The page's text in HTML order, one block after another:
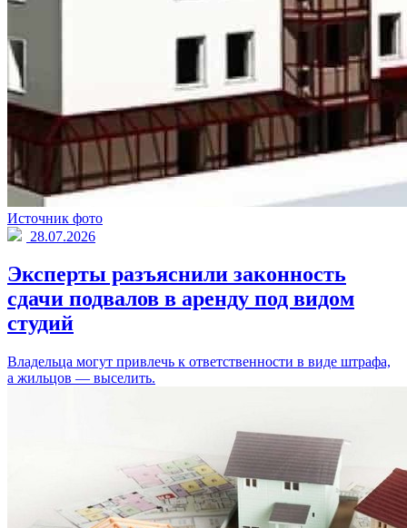
Источник фото
28.07.2026
Эксперты разъяснили законность
сдачи подвалов в аренду под видом
студий
Владельца могут привлечь к ответственности в виде штрафа,
а жильцов — выселить.